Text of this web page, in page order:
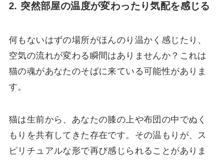
2. 突然部屋の温度が変わったり気配を感じる
何もないはずの場所がほんのり温かく感じたり、
空気の流れが変わる瞬間はありませんか？これは
猫の魂があなたのそばに来ている可能性がありま
す。
猫は生前から、あなたの膝の上や布団の中でぬく
もりを共有してきた存在です。その温もりが、ス
ピリチュアルな形で再び感じられることがありま